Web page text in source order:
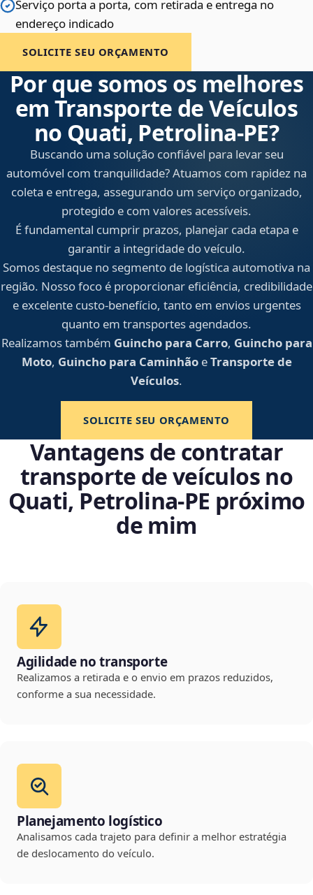
Serviço porta a porta, com retirada e entrega no
endereço indicado
SOLICITE SEU ORÇAMENTO
Por que somos os melhores
em Transporte de Veículos
no Quati, Petrolina‑PE?
Buscando uma solução confiável para levar seu
automóvel com tranquilidade? Atuamos com rapidez na
coleta e entrega, assegurando um serviço organizado,
protegido e com valores acessíveis.
É fundamental cumprir prazos, planejar cada etapa e
garantir a integridade do veículo.
Somos destaque no segmento de logística automotiva na
região. Nosso foco é proporcionar eficiência, credibilidade
e excelente custo-benefício, tanto em envios urgentes
quanto em transportes agendados.
Realizamos também Guincho para Carro, Guincho para
Moto, Guincho para CaminhãoeTransporte de
Veículos.
SOLICITE SEU ORÇAMENTO
Vantagens de contratar
transporte de veículos no
Quati, Petrolina‑PE próximo
de mim
Agilidade no transporte
Realizamos a retirada e o envio em prazos reduzidos,
conforme a sua necessidade.
Planejamento logístico
Analisamos cada trajeto para definir a melhor estratégia
de deslocamento do veículo.